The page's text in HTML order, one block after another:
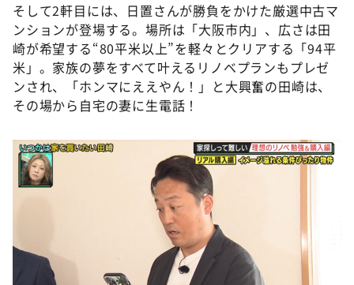
そして2軒目には、日置さんが勝負をかけた厳選中古マ
ンションが登場する。場所は「大阪市内」、広さは田
崎が希望する“80平米以上”を軽々とクリアする「94平
米」。家族の夢をすべて叶えるリノベプランもプレゼ
ンされ、「ホンマにええやん！」と大興奮の田崎は、
その場から自宅の妻に生電話！